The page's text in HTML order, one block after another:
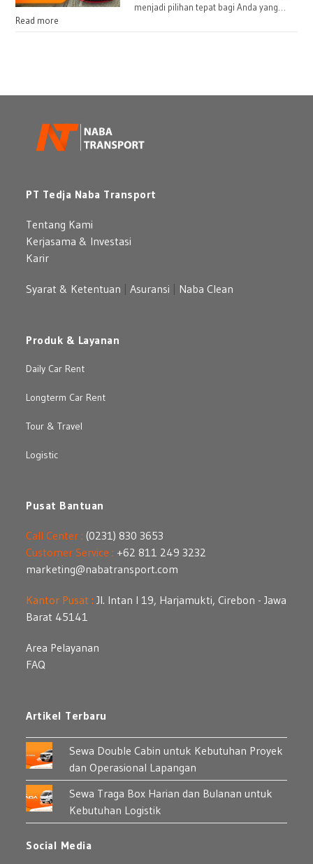
menjadi pilihan tepat bagi Anda yang…
Read more
PT Tedja Naba Transport
Tentang Kami
Kerjasama & Investasi
Karir
Syarat & Ketentuan |Asuransi | Naba Clean
Produk & Layanan
Daily Car Rent
Longterm Car Rent
Tour & Travel
Logistic
Pusat Bantuan
Call Center : (0231) 830 3653
Customer Service : +62 811 249 3232
marketing@nabatransport.com
Kantor Pusat : Jl. Intan I 19, Harjamukti, Cirebon - Jawa
Barat 45141
Area Pelayanan
FAQ
Artikel Terbaru
Sewa Double Cabin untuk Kebutuhan Proyek
dan Operasional Lapangan
Sewa Traga Box Harian dan Bulanan untuk
Kebutuhan Logistik
Social Media